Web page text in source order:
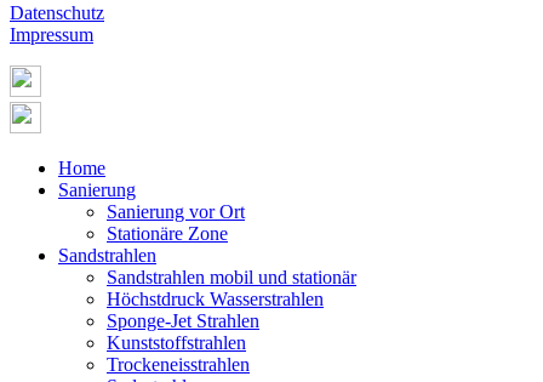
Datenschutz
Impressum
Home
Sanierung
Sanierung vor Ort
Stationäre Zone
Sandstrahlen
Sandstrahlen mobil und stationär
Höchstdruck Wasserstrahlen
Sponge-Jet Strahlen
Kunststoffstrahlen
Trockeneisstrahlen